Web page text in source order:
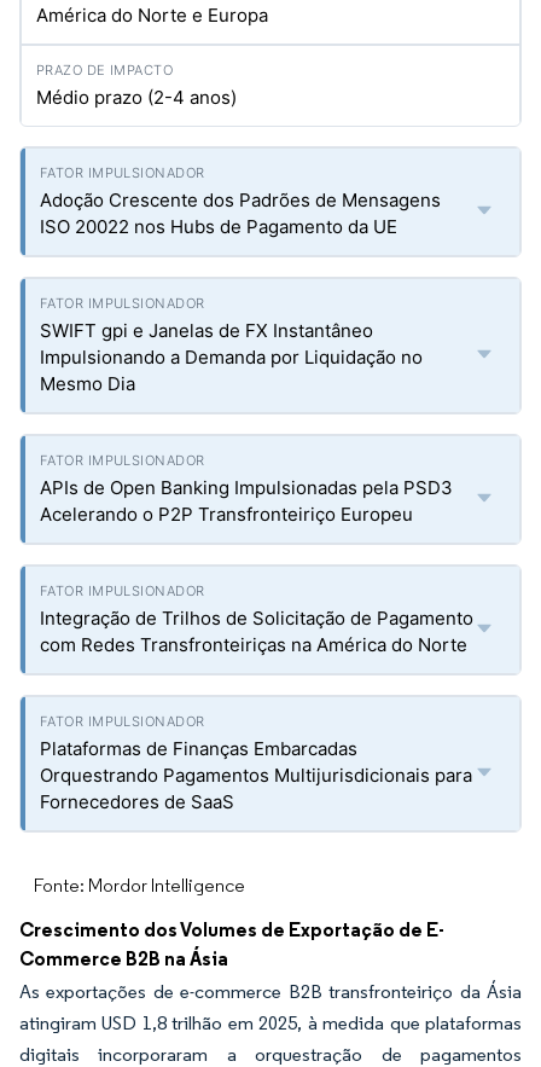
América do Norte e Europa
Médio prazo (2-4 anos)
Adoção Crescente dos Padrões de Mensagens
ISO 20022 nos Hubs de Pagamento da UE
SWIFT gpi e Janelas de FX Instantâneo
Impulsionando a Demanda por Liquidação no
Mesmo Dia
APIs de Open Banking Impulsionadas pela PSD3
Acelerando o P2P Transfronteiriço Europeu
Integração de Trilhos de Solicitação de Pagamento
com Redes Transfronteiriças na América do Norte
Plataformas de Finanças Embarcadas
Orquestrando Pagamentos Multijurisdicionais para
Fornecedores de SaaS
Fonte: Mordor Intelligence
Crescimento dos Volumes de Exportação de E-
Commerce B2B na Ásia
As exportações de e-commerce B2B transfronteiriço da Ásia
atingiram USD 1,8 trilhão em 2025, à medida que plataformas
digitais incorporaram a orquestração de pagamentos